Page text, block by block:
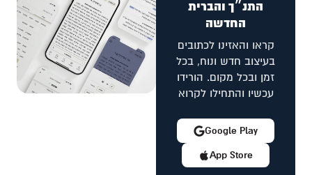
התנ״ך והברית
החדשה
קראו והאזינו לכתובים
בעיצוב חדש ונוח, בכל
זמן ובכל מקום. הורידו
עכשיו והתחילו לקרוא
App Store
Google Play